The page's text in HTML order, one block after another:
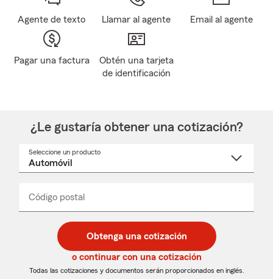
Agente de texto Llamar al agente Email al agente
Pagar una factura
Obtén una tarjeta
de identificación
¿Le gustaría obtener una cotización?
Seleccione un producto
desplegable
Código postal
de
5
dígitos
de
5
dígitos
_____
Obtenga una cotización
o continuar con una cotización
Todas las cotizaciones y documentos serán proporcionados en inglés.